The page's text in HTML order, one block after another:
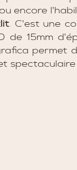
encore
. C'est une
de 15mm
permet